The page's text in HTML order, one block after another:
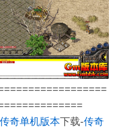
传奇单机版本下载-传奇